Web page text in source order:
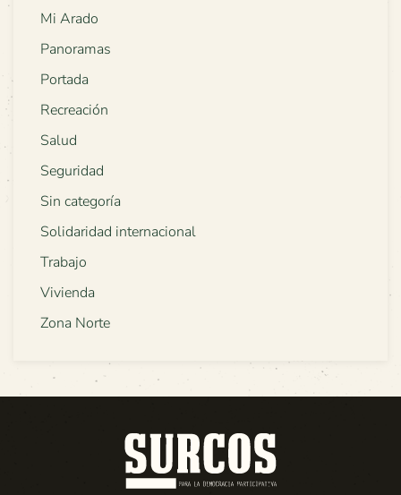
Mi Arado
Panoramas
Portada
Recreación
Salud
Seguridad
Sin categoría
Solidaridad internacional
Trabajo
Vivienda
Zona Norte